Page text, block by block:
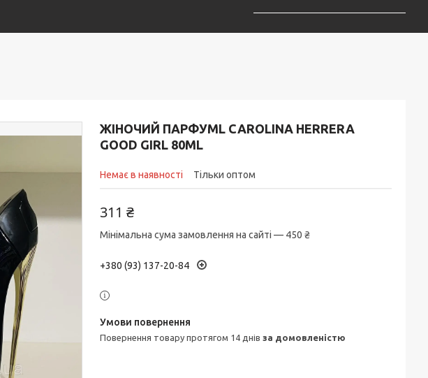
ЖІНОЧИЙ ПАРФУМL CAROLINA HERRERA
GOOD GIRL 80ML
Немає в наявності Тільки оптом
311 ₴
Мінімальна сума замовлення на сайті — 450 ₴
+380 (93) 137-20-84
повернення товару протягом 14 днів за домовленістю